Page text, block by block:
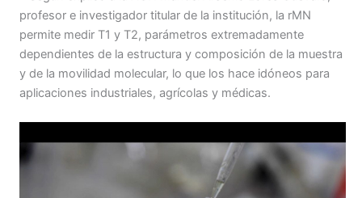
profesor e investigador titular de la institución, la rMN
permite medir T1 y T2, parámetros extremadamente
dependientes de la estructura y composición de la muestra
y de la movilidad molecular, lo que los hace idóneos para
aplicaciones industriales, agrícolas y médicas.